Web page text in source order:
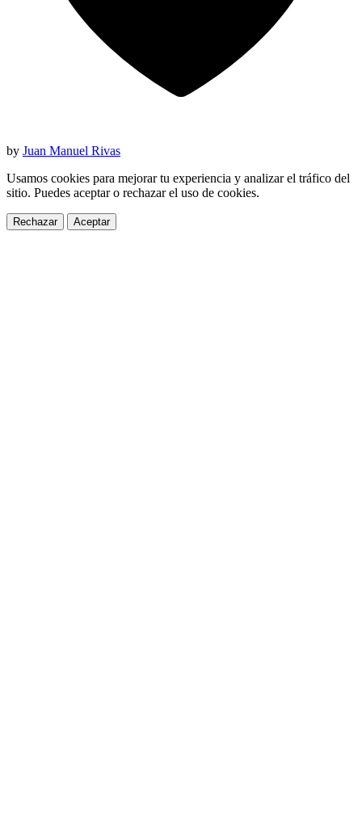
by Juan Manuel Rivas
Usamos cookies para mejorar tu experiencia y analizar el tráfico del
sitio. Puedes aceptar o rechazar el uso de cookies.
Rechazar Aceptar